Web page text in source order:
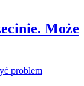
Może